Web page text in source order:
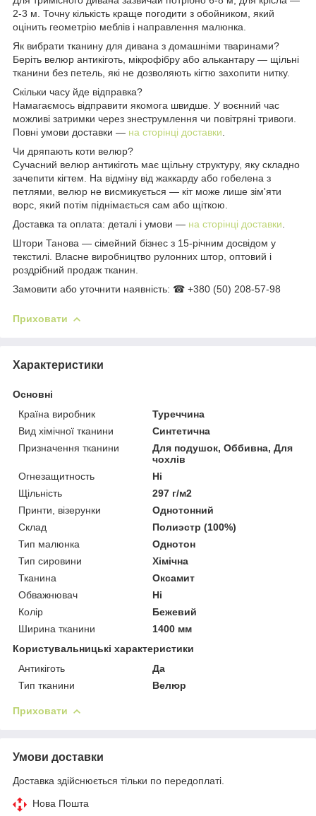
2-3 м. Точну кількість краще погодити з обойником, який
оцінить геометрію меблів і направлення малюнка.
Як вибрати тканину для дивана з домашніми тваринами?
Беріть велюр антикіготь, мікрофібру або алькантару — щільні
тканини без петель, які не дозволяють кігтю захопити нитку.
Скільки часу йде відправка?
Намагаємось відправити якомога швидше. У воєнний час
можливі затримки через знеструмлення чи повітряні тривоги.
Повні умови доставки — на сторінці доставки
Чи дряпають коти велюр?
Сучасний велюр антикіготь має щільну структуру, яку складно
зачепити кігтем. На відміну від жаккарду або гобелена з
петлями, велюр не висмикується — кіт може лише зім'яти
ворс, який потім піднімається сам або щіткою.
Доставка та оплата: деталі і умови — на сторінці доставки
Штори Танова — сімейний бізнес з 15-річним досвідом у
текстилі. Власне виробництво рулонних штор, оптовий і
роздрібний продаж тканин.
Замовити або уточнити наявність: ☎ +380 (50) 208-57-98
Приховати
Характеристики
Основні
Країна виробник
Туреччина
Вид хімічної тканини
Синтетична
Призначення тканини
Для подушок, Оббивна, Для
чохлів
Огнезащитность
Ні
Щільність
297 г/м2
Принти, візерунки
Однотонний
Склад
Полиэстр (100%)
Тип малюнка
Однотон
Тип сировини
Хімічна
Тканина
Оксамит
Обважнювач
Ні
Колір
Бежевий
Ширина тканини
1400 мм
Користувальницькі характеристики
Антикіготь
Да
Тип тканини
Велюр
Приховати
Умови доставки
Доставка здійснюється тільки по передоплаті.
Нова Пошта